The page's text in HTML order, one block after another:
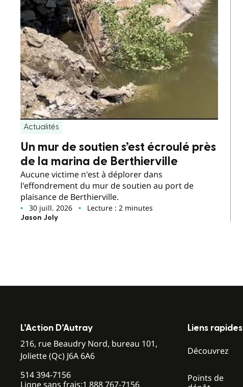
Actualités
Un mur de soutien s’est écroulé près
de la marina de Berthierville
Aucune victime n'est à déplorer dans
l'effondrement du mur de soutien au port de
plaisance de Berthierville.
30 juill. 2026 Lecture : 2 minutes
Jason Joly
L’Action D’Autray
216, rue Beaudry Nord, bureau 101,
Joliette (Qc) J6A 6A6
514 394-7156
Ligne sans frais:1 888 767-7156
Liens rapides
Découvrez
Points de